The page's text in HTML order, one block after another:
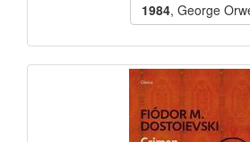
1984, George